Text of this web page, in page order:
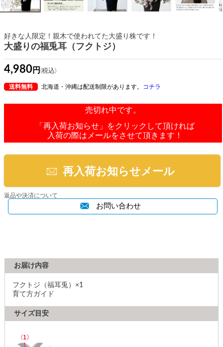
好きな人限定！親木で使われてた大盛り株です！
大盛りの福兎耳（フクトジ）
4,980
送料無料 北海道・沖縄は配送制限があります。 コチラ
売切れ中です。
「再入荷お知らせ」をクリックして頂ければ
入荷の際はメールをさせて頂きます！
再入荷お知らせメール
お問い合わせ
返品や決済について
お届け内容
フクトジ（福耳兎）×1
育て方ガイド
サイズ目安